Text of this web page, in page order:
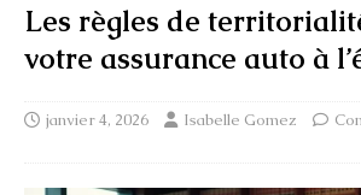
Les règles de
votre assurance auto à
janvier 4, 2026 Isabelle Gomez